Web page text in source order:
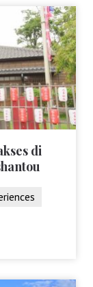
di